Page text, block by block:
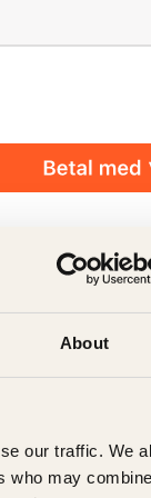
About
our traffic. We
who may
at han er
skrives nå.»
Forlag AS,